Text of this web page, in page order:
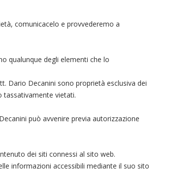
comunicacelo e provvederemo a
qualunque degli elementi che lo
Dario Decanini sono proprietà esclusiva dei
tassativamente vietati.
può avvenire previa autorizzazione
dei siti connessi al sito web.
informazioni accessibili mediante il suo sito